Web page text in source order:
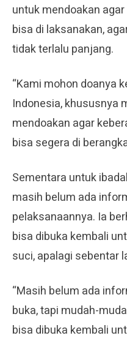
untuk mendoakan
bisa di laksanakan,
tidak terlalu panjang.
“Kami mohon doanya
Indonesia, khususnya
mendoakan agar
bisa segera di
Sementara untuk
masih belum ada
pelaksanaannya. Ia
bisa dibuka kembali
suci, apalagi sebentar
“Masih belum ada
buka, tapi mudah-
bisa dibuka kembali